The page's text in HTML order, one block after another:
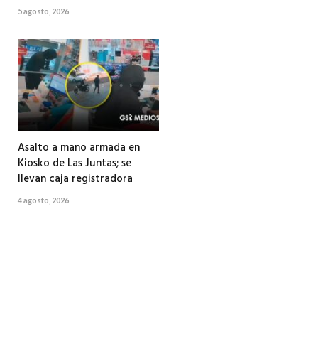
5 agosto, 2026
Asalto a mano armada en
Kiosko de Las Juntas; se
llevan caja registradora
4 agosto, 2026